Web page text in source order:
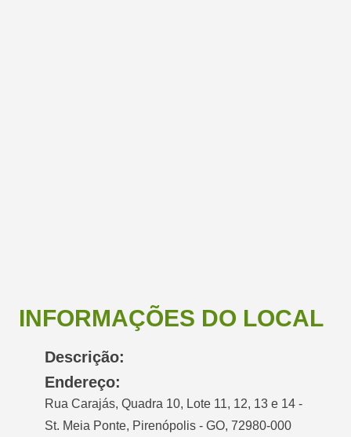
INFORMAÇÕES DO LOCAL
Descrição:
Endereço:
Rua Carajás, Quadra 10, Lote 11, 12, 13 e 14 -
St. Meia Ponte, Pirenópolis - GO, 72980-000